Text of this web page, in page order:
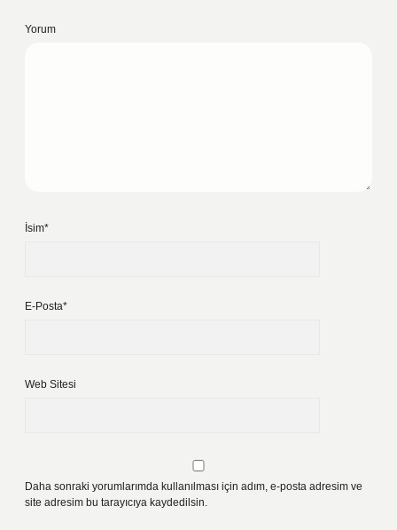
Yorum
İsim*
E-Posta*
Web Sitesi
Daha sonraki yorumlarımda kullanılması için adım, e-posta adresim ve
site adresim bu tarayıcıya kaydedilsin.